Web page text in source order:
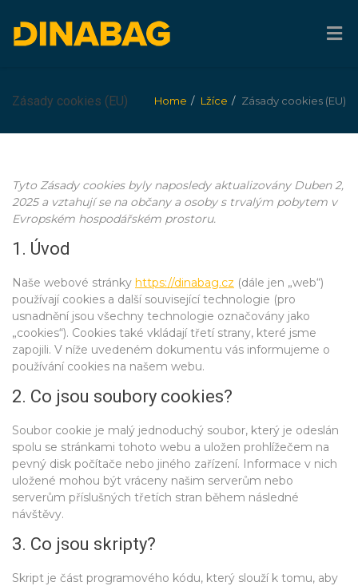
Zásady cookies (EU) Home Lžíce Zásady cookies (EU)
Tyto Zásady cookies byly naposledy aktualizovány Duben 2,
2025 a vztahují se na občany a osoby s trvalým pobytem v
Evropském hospodářském prostoru.
1. Úvod
Naše webové stránky https://dinabag.cz (dále jen „web“)
používají cookies a další související technologie (pro
usnadnění jsou všechny technologie označovány jako
„cookies“). Cookies také vkládají třetí strany, které jsme
zapojili. V níže uvedeném dokumentu vás informujeme o
používání cookies na našem webu.
2. Co jsou soubory cookies?
Soubor cookie je malý jednoduchý soubor, který je odeslán
spolu se stránkami tohoto webu a uložen prohlížečem na
pevný disk počítače nebo jiného zařízení. Informace v nich
uložené mohou být vráceny našim serverům nebo
serverům příslušných třetích stran během následné
návštěvy.
3. Co jsou skripty?
Skript je část programového kódu, který slouží k tomu, aby